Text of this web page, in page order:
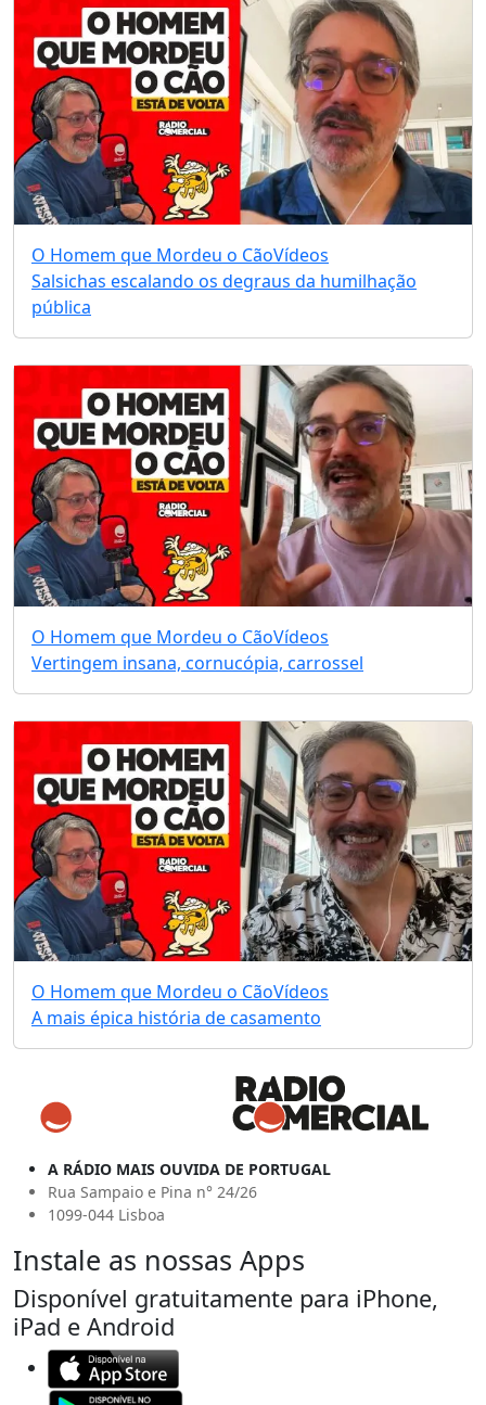
O Homem que Mordeu o CãoVídeos
Salsichas escalando os degraus da humilhação
pública
O Homem que Mordeu o CãoVídeos
Vertingem insana, cornucópia, carrossel
O Homem que Mordeu o CãoVídeos
A mais épica história de casamento
A RÁDIO MAIS OUVIDA DE PORTUGAL
Rua Sampaio e Pina n° 24/26
1099-044 Lisboa
Instale as nossas Apps
Disponível gratuitamente para iPhone,
iPad e Android